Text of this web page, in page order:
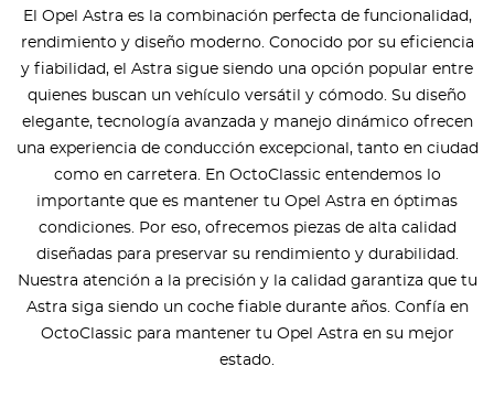
El Opel Astra es la combinación perfecta de funcionalidad,
rendimiento y diseño moderno. Conocido por su eficiencia
y fiabilidad, el Astra sigue siendo una opción popular entre
quienes buscan un vehículo versátil y cómodo. Su diseño
elegante, tecnología avanzada y manejo dinámico ofrecen
una experiencia de conducción excepcional, tanto en ciudad
como en carretera. En OctoClassic entendemos lo
importante que es mantener tu Opel Astra en óptimas
condiciones. Por eso, ofrecemos piezas de alta calidad
diseñadas para preservar su rendimiento y durabilidad.
Nuestra atención a la precisión y la calidad garantiza que tu
Astra siga siendo un coche fiable durante años. Confía en
OctoClassic para mantener tu Opel Astra en su mejor
estado.